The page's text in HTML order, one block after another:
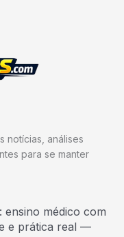
notícias, análises
para se manter
ensino médico com
e prática real —